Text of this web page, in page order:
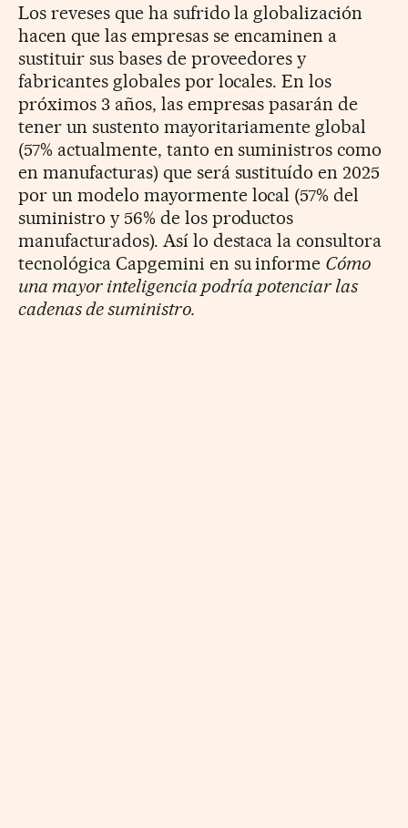
Los reveses que ha sufrido la globalización
hacen que las empresas se encaminen a
sustituir sus bases de proveedores y
fabricantes globales por locales. En los
próximos 3 años, las empresas pasarán de
tener un sustento mayoritariamente global
(57% actualmente, tanto en suministros como
en manufacturas) que será sustituído en 2025
por un modelo mayormente local (57% del
suministro y 56% de los productos
manufacturados). Así lo destaca la consultora
tecnológica Capgemini en su informe Cómo
una mayor inteligencia podría potenciar las
cadenas de suministro.